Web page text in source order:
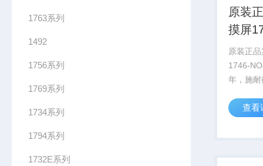
1763系列
1492
1756系列
1769系列
1734系列
1794系列
1732E系列
原装
摸屏
性强
原装正
1746-
年，施
2022年9
要约，该
查看